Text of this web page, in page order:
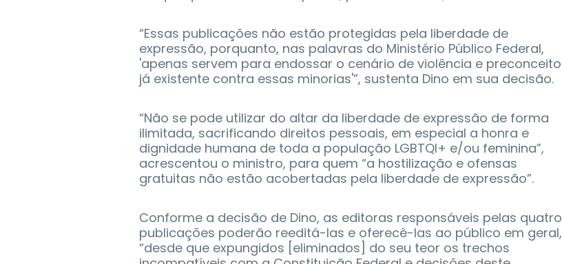
“Essas publicações não estão protegidas pela liberdade de
expressão, porquanto, nas palavras do Ministério Público Federal,
'apenas servem para endossar o cenário de violência e preconceito
já existente contra essas minorias'”, sustenta Dino em sua decisão.
“Não se pode utilizar do altar da liberdade de expressão de forma
ilimitada, sacrificando direitos pessoais, em especial a honra e
dignidade humana de toda a população LGBTQI+ e/ou feminina”,
acrescentou o ministro, para quem “a hostilização e ofensas
gratuitas não estão acobertadas pela liberdade de expressão”.
Conforme a decisão de Dino, as editoras responsáveis pelas quatro
publicações poderão reeditá-las e oferecê-las ao público em geral,
“desde que expungidos [eliminados] do seu teor os trechos